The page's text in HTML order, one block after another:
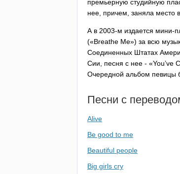
премьерную студийную
нее, причем, заняла место
А в 2003-м издается мини-
(«Breathe Me») за всю
Соединенных Штатах
Сии, песня с нее - «You’ve
Очередной альбом певицы
Песни с
Alive
Be good to me
Beautiful people
Big girls cry